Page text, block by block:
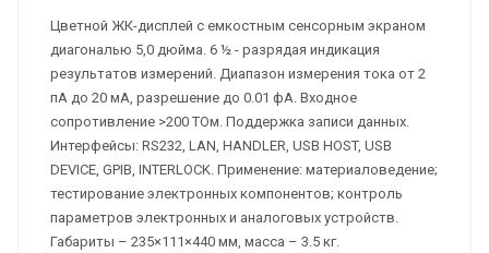
Цветной ЖК-дисплей с емкостным сенсорным экраном
диагональю 5,0 дюйма. 6 ½ - разрядая индикация
результатов измерений. Диапазон измерения тока от 2
пА до 20 мA, разрешение до 0.01 фA. Входное
сопротивление >200 ТОм. Поддержка записи данных.
Интерфейсы: RS232, LAN, HANDLER, USB HOST, USB
DEVICE, GPIB, INTERLOCK. Применение: материаловедение;
тестирование электронных компонентов; контроль
параметров электронных и аналоговых устройств.
Габариты – 235×111×440 мм, масса – 3.5 кг.